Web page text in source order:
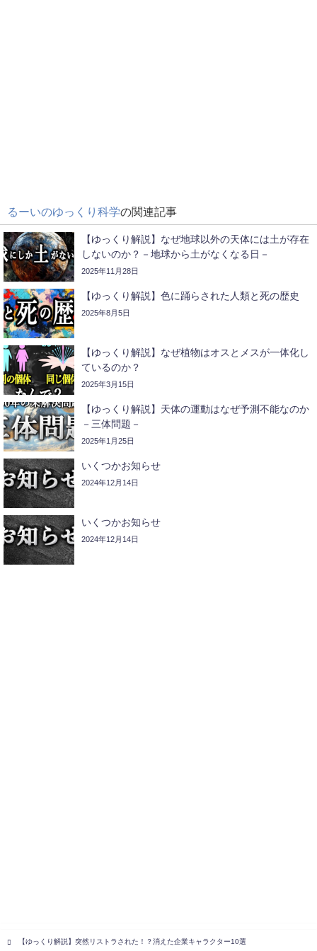
るーいのゆっくり科学の関連記事
【ゆっくり解説】なぜ地球以外の天体には土が存在
しないのか？－地球から土がなくなる日－
2025年11月28日
【ゆっくり解説】色に踊らされた人類と死の歴史
2025年8月5日
【ゆっくり解説】なぜ植物はオスとメスが一体化し
ているのか？
2025年3月15日
【ゆっくり解説】天体の運動はなぜ予測不能なのか
－三体問題－
2025年1月25日
いくつかお知らせ
2024年12月14日
いくつかお知らせ
2024年12月14日
【ゆっくり解説】突然リストラされた！？消えた企業キャラクター10選